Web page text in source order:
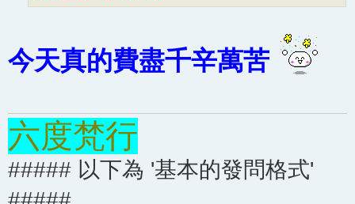
今天真的費盡千辛萬苦
六度梵行
##### 以下為 '基本的發問格式'